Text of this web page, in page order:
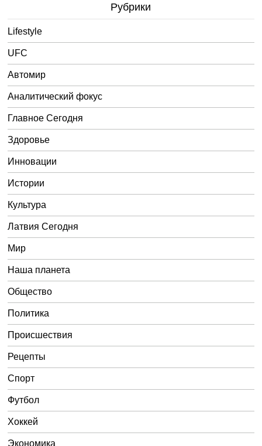
Рубрики
Lifestyle
UFC
Автомир
Аналитический фокус
Главное Сегодня
Здоровье
Инновации
Истории
Культура
Латвия Сегодня
Мир
Наша планета
Общество
Политика
Происшествия
Рецепты
Спорт
Футбол
Хоккей
Экономика